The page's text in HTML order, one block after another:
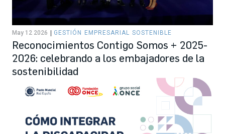
May 12 2026 GESTIÓN EMPRESARIAL SOSTENIBLE
Reconocimientos Contigo Somos + 2025-
2026: celebrando a los embajadores de la
sostenibilidad